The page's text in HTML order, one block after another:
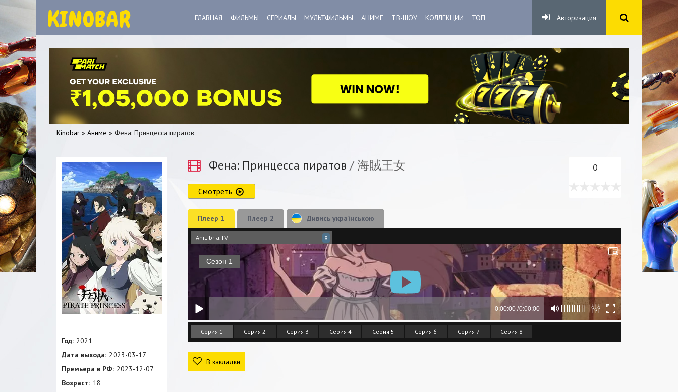
ГЛАВНАЯ ФИЛЬМЫ СЕРИАЛЫ МУЛЬТФИЛЬМЫ АНИМЕ ТВ-ШОУ КОЛЛЕКЦИИ ТОП Авторизация
Kinobar » Аниме » Фена: Принцесса пиратов
Фена: Принцесса пиратов / 海賊王女 0
0
1 2 3 4 5 Смотреть
Плеер 1 Плеер 2 Дивись українською
AniLibria.TV 8
Серия 1 Серия 2 Серия 3 Серия 4 Серия 5 Серия 6 Серия 7 Серия 8
В закладки
Год: 2021
Дата выхода: 2023-03-17
Премьера в РФ: 2023-12-07
Возраст: 18